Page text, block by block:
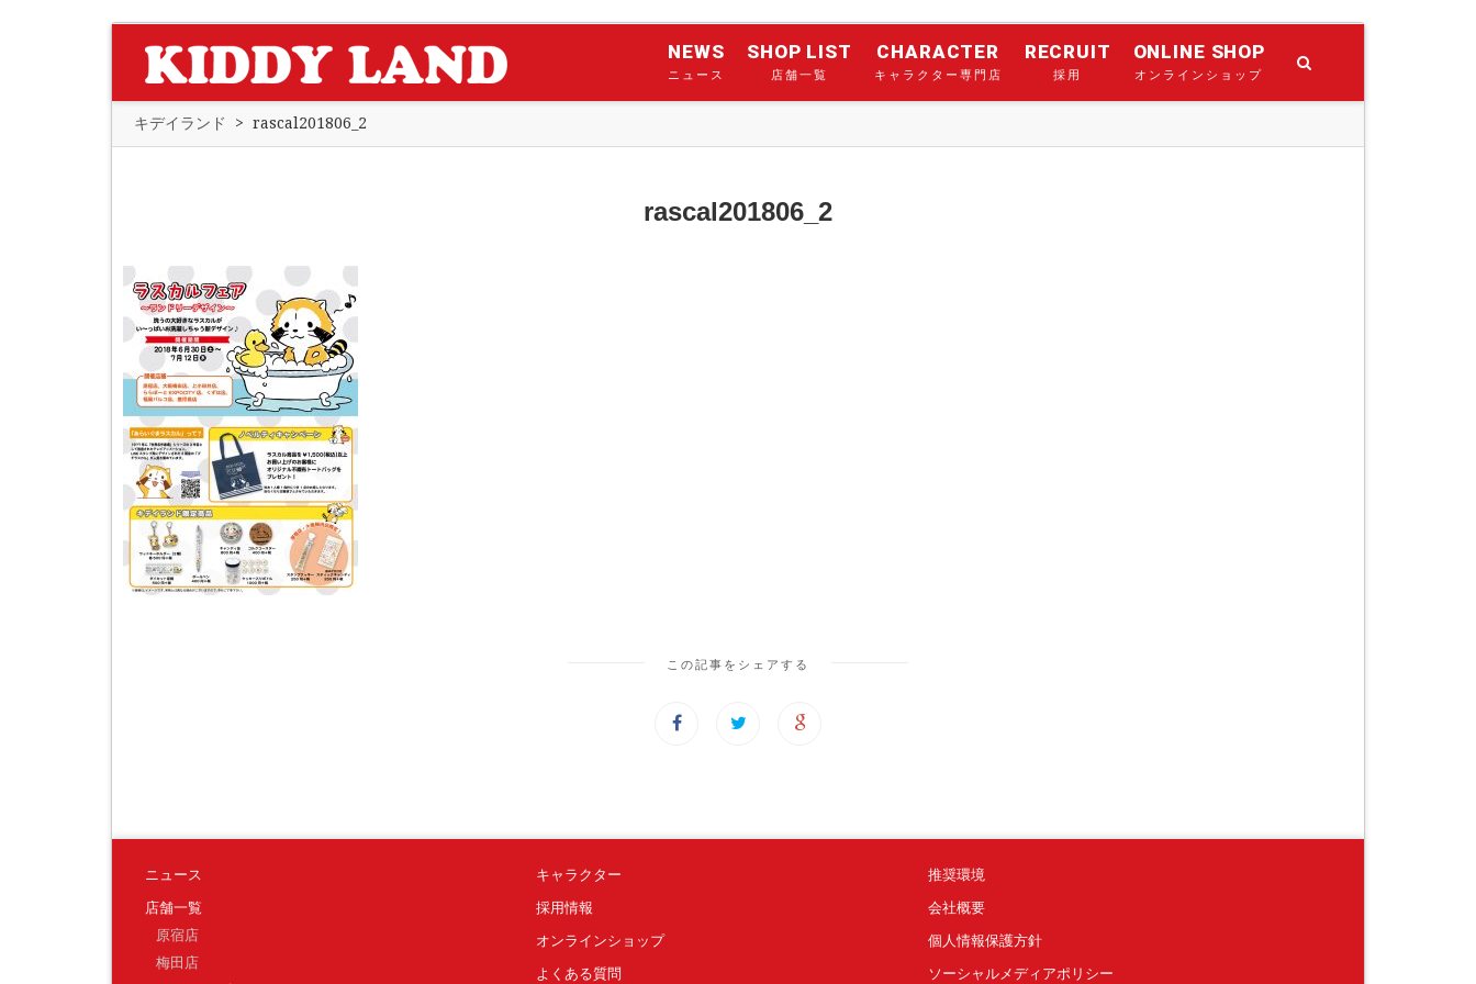
NEWS
ニュース
SHOP LIST
店舗一覧
CHARACTER
キャラクター専門店
RECRUIT
採用
ONLINE SHOP
オンラインショップ
キデイランド > rascal201806_2
rascal201806_2
この記事をシェアする
ニュース
店舗一覧
原宿店
梅田店
キャラクター
採用情報
オンラインショップ
よくある質問
推奨環境
会社概要
個人情報保護方針
ソーシャルメディアポリシー